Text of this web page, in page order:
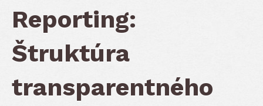
Reporting:
Štruktúra
transparentného